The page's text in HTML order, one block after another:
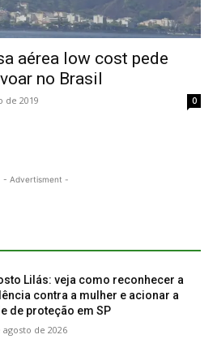
aérea low cost pede
no Brasil
de 2019 0
- Advertisment -
Lilás: veja como reconhecer a
contra a mulher e acionar a
de proteção em SP
agosto de 2026